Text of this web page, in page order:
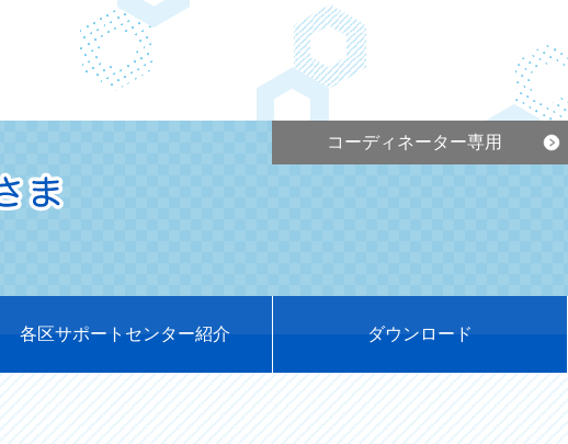
各区サポートセンター紹介 ダウンロード
コーディネーター専用